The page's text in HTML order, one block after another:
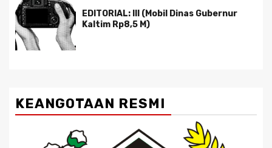
EDITORIAL: III (Mobil Dinas Gubernur
Kaltim Rp8,5 M)
KEANGOTAAN RESMI